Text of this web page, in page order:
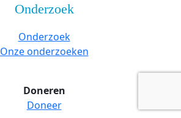
Onderzoek
Onderzoek
Onze onderzoeken
Doneren
Doneer